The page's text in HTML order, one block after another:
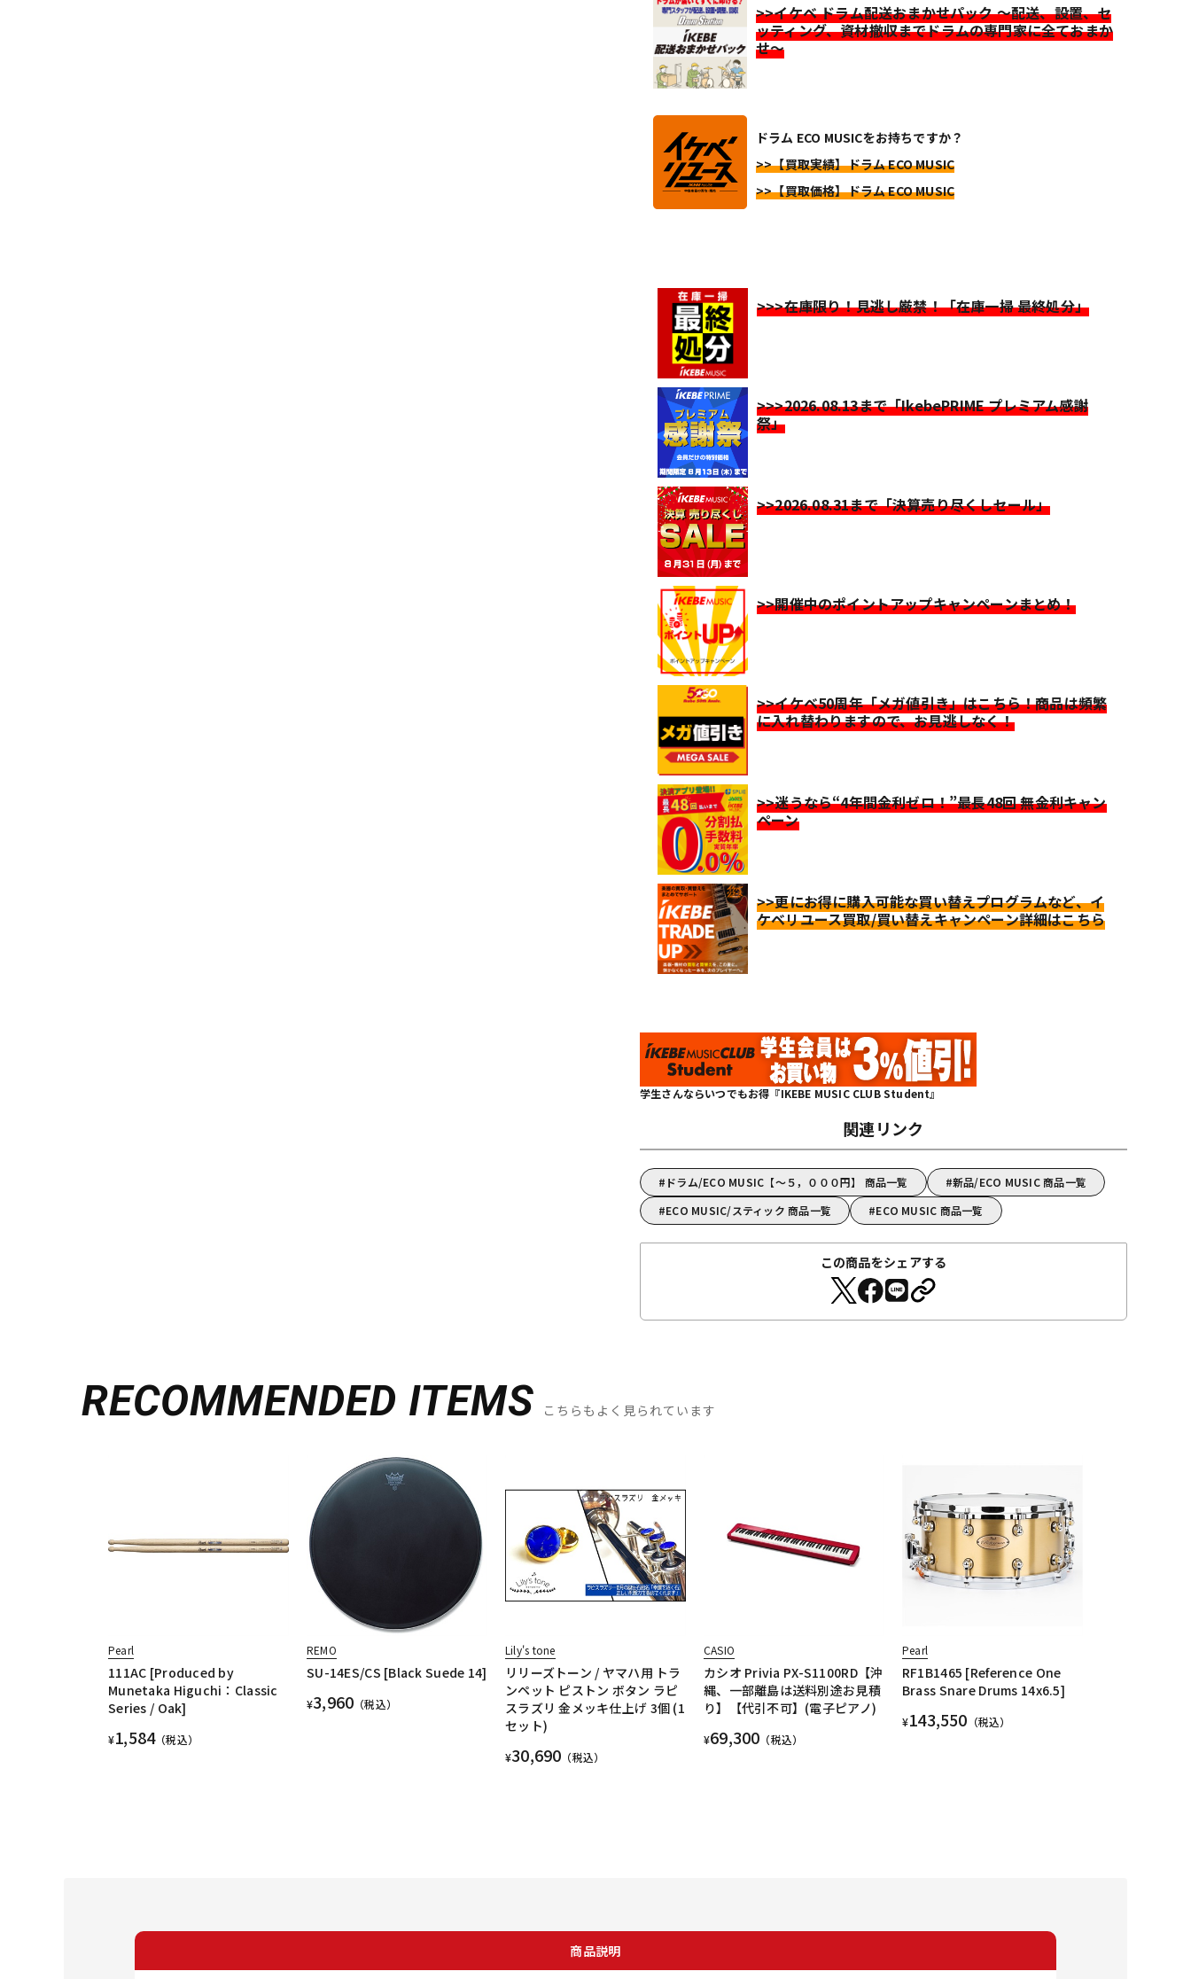
>>イケベ ドラム配送おまかせパック ～配送、設置、セ
ッティング、資材撤収までドラムの専門家に全ておまか
せ～
ドラム ECO MUSICをお持ちですか？
>>【買取実績】ドラム ECO MUSIC
>>【買取価格】ドラム ECO MUSIC
>>>在庫限り！見逃し厳禁！「在庫一掃 最終処分」
>>>2026.08.13まで「IkebePRIME プレミアム感謝
祭」
>>2026.08.31まで「決算売り尽くしセール」
>>開催中のポイントアップキャンペーンまとめ！
>>イケベ50周年「メガ値引き」はこちら！商品は頻繁
に入れ替わりますので、お見逃しなく！
>>迷うなら“4年間金利ゼロ！”最長48回 無金利キャン
ペーン
>>更にお得に購入可能な買い替えプログラムなど、イ
ケベリユース買取/買い替えキャンペーン詳細はこちら
学生さんならいつでもお得『IKEBE MUSIC CLUB Student』
関連リンク
ドラム/ECO MUSIC【～５，０００円】 商品一覧
新品/ECO MUSIC 商品一覧
ECO MUSIC/スティック 商品一覧
ECO MUSIC 商品一覧
この商品をシェアする
RECOMMENDED ITEMS こちらもよく見られています
Pearl
111AC [Produced by
Munetaka Higuchi：Classic
Series / Oak]
¥1,584（税込）
REMO
SU-14ES/CS [Black Suede 14]
¥3,960 （税込）
Lily's tone
リリーズトーン / ヤマハ用 トラ
ンペット ピストン ボタン ラピ
スラズリ 金メッキ仕上げ 3個 (1
セット)
¥30,690 （税込）
CASIO
カシオ Privia PX-S1100RD【沖
縄、一部離島は送料別途お見積
り】【代引不可】(電子ピアノ)
¥69,300 （税込）
Pearl
RF1B1465 [Reference One
Brass Snare Drums 14x6.5]
¥143,550 （税込）
商品説明